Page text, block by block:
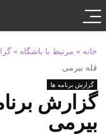
خانه » مرتبط با باشگاه »
قله بیرمی
گزارش برنامه ها
گزارش
بیرمی